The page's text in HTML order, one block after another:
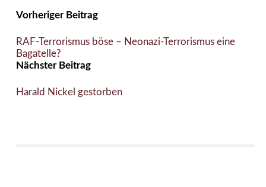
Vorheriger Beitrag
RAF-Terrorismus böse – Neonazi-Terrorismus eine
Bagatelle?
Nächster Beitrag
Harald Nickel gestorben